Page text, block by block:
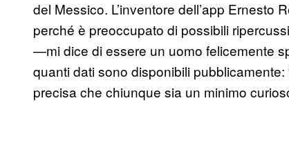
del Messico. L’inventore dell’app
perché è preoccupato di possibili
—mi dice di essere un uomo felicemente
quanti dati sono disponibili
precisa che chiunque sia un minimo